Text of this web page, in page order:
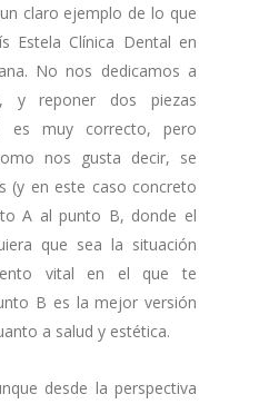
claro ejemplo de lo que
Estela Clínica Dental en
No nos dedicamos a
y reponer dos piezas
es muy correcto, pero
nos gusta decir, se
(y en este caso concreto
A al punto B, donde el
que sea la situación
vital en el que te
B es la mejor versión
a salud y estética.
desde la perspectiva